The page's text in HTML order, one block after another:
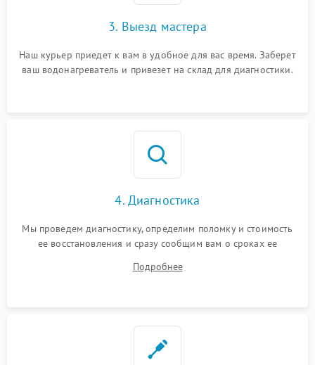
3. Выезд мастера
Наш курьер приедет к вам в удобное для вас время. Заберет
ваш водонагреватель и привезет на склад для диагностики.
4. Диагностика
Мы проведем диагностику, определим поломку и стоимость
ее восстановления и сразу сообщим вам о сроках ее
Подробнее